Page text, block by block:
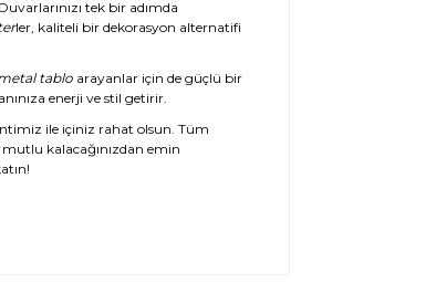
tek bir adımda
ler, kaliteli bir dekorasyon alternatifi
tabloarayanlar için de güçlü bir
enerji ve stil getirir.
ile içiniz rahat olsun. Tüm
kalacağınızdan emin